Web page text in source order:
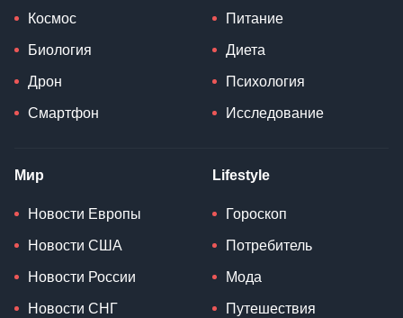
Космос
Биология
Дрон
Смартфон
Питание
Диета
Психология
Исследование
Мир
Новости Европы
Новости США
Новости России
Новости СНГ
Lifestyle
Гороскоп
Потребитель
Мода
Путешествия